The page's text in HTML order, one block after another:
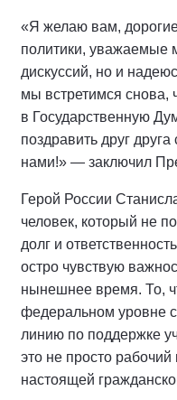
«Я желаю вам,
политики, уважаемые
дискуссий, но и
мы встретимся снова,
в Государственную
поздравить друг
нами!» — заключил
Герой России
человек, который не
долг и
остро чувствую
нынешнее время. То,
федеральном уровне
линию по поддержке
это не просто
настоящей